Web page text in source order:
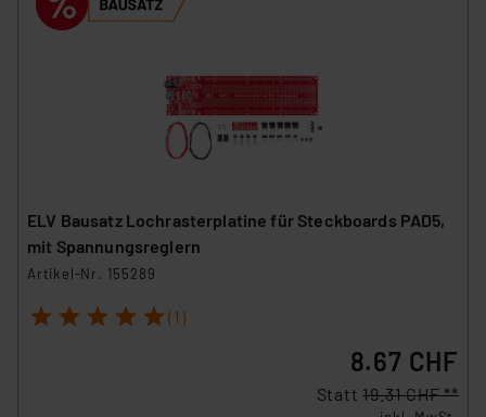
ELV Bausatz Lochrasterplatine für Steckboards PAD5,
mit Spannungsreglern
Artikel-Nr. 155289
1 2 3 4 5 (1)
8.67 CHF
Statt19.31 CHF **